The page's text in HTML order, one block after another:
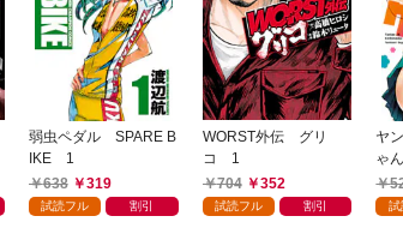
弱虫ペダル SPARE B
IKE 1
638
319
試読フル 割引
WORST外伝 グリ
コ 1
704
352
試読フル 割引
ヤ
ゃ
試